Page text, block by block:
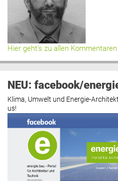
Hier geht’s zu allen Kommentaren
NEU: facebook/
Klima, Umwelt und Energie-
us!